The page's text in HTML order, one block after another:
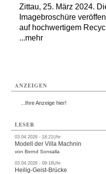
Zittau, 25. März 2024.
Imagebroschüre
auf hochwertigem
...mehr
ANZEIGEN
...Ihre Anzeige hier!
LESER
03.04.2026 - 18:21Uhr
Modell der Villa Machnin
von Bernd Sonsalla
03.04.2026 - 09:16Uhr
Heilig-Geist-Brücke